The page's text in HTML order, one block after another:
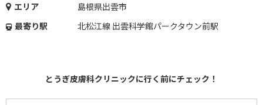
エリア
島根県出雲市
最寄り駅
北松江線 出雲科学館パークタウン前駅
とうぎ皮膚科クリニックに行く前にチェック！